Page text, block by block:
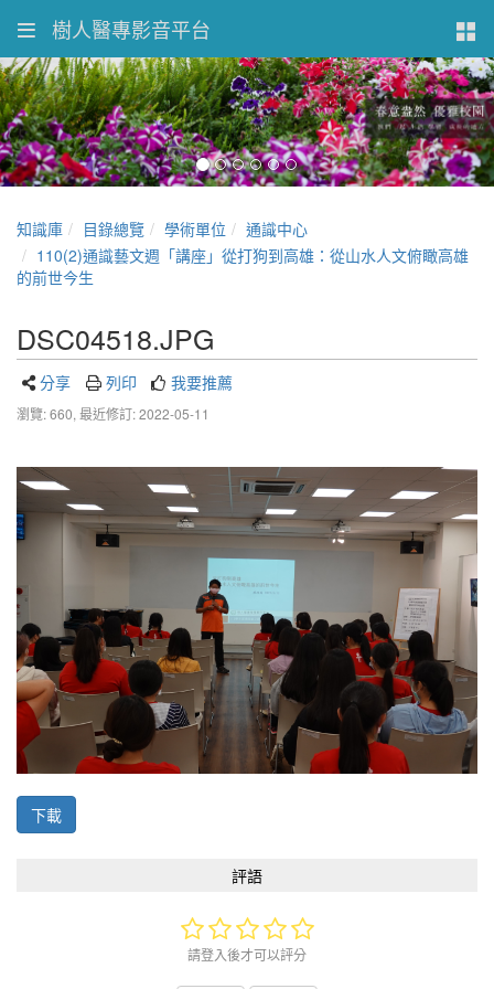
樹人醫專影音平台
知識庫 目錄總覽 學術單位
通識中心
110(2)通識藝文週「講座」從打狗到高雄：從山水人文俯瞰高雄
的前世今生
DSC04518.JPG
分享 列印 我要推薦
瀏覽: 660, 最近修訂: 2022-05-11
下載
評語
請登入後才可以評分